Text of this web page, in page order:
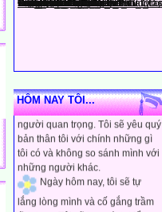
HÔM NAY TÔI...
rằng mình là người đặc biệt, một
người quan trọng. Tôi sẽ yêu quý
bản thân tôi với chính những gì
tôi có và không so sánh mình với
những người khác.
Ngày hôm nay, tôi sẽ tự
lắng lòng mình và cố gắng trầm
tĩnh hơn. Tôi sẽ học cách kiểm